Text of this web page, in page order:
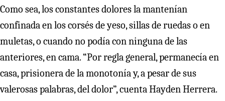
Como sea, los constantes dolores la mantenían
confinada en los corsés de yeso, sillas de ruedas o en
muletas, o cuando no podía con ninguna de las
anteriores, en cama. “Por regla general, permanecía en
casa, prisionera de la monotonía y, a pesar de sus
valerosas palabras, del dolor”, cuenta Hayden Herrera.